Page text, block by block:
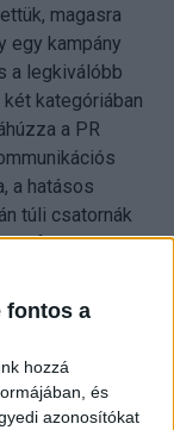
fontos a
hozzá
és
azonosítókat
magasra
egy kampány
a legkiválóbb
kategóriában
a PR
a hatásos
túli csatornák
feladata. A
játszunk,
reputáció
mondta el